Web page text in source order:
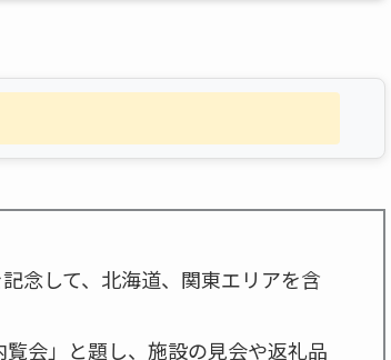
念して、北海道、関東エリアを含
会」と題し、施設の見会や返礼品